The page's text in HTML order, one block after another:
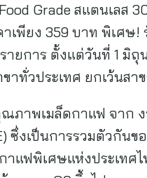
Grade สแตนเลส
เพียง 359 บาท พิเศษ!
ยการ ตั้งแต่วันที่ 1 มิถุ
ทั่วประเทศ ยกเว้นสา
ภาพเมล็ดกาแฟ จาก ง
ซึ่งเป็นการรวมตัวกันข
แฟพิเศษแห่งประเทศไ